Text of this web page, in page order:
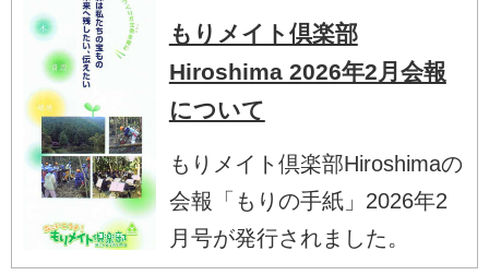
もりメイト倶楽部
Hiroshima 2026年2月会報
について
もりメイト倶楽部Hiroshimaの
会報「もりの手紙」2026年2
月号が発行されました。